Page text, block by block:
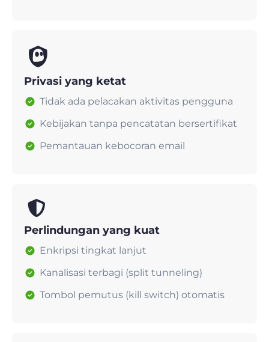
Privasi yang ketat
Tidak ada pelacakan aktivitas pengguna
Kebijakan tanpa pencatatan bersertifikat
Pemantauan kebocoran email
Perlindungan yang kuat
Enkripsi tingkat lanjut
Kanalisasi terbagi (split tunneling)
Tombol pemutus (kill switch) otomatis